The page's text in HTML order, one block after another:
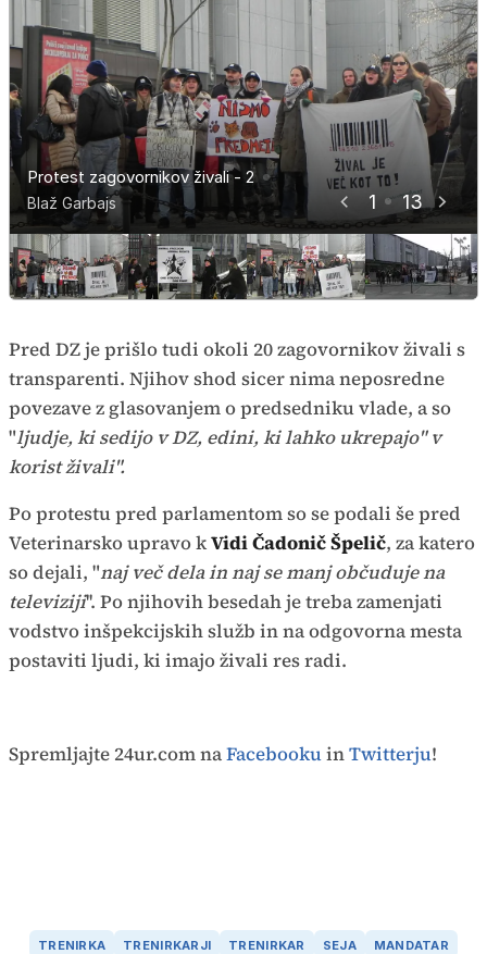
1 13
Protest zagovornikov živali - 2
Blaž Garbajs
Protest zagovornikov živali - 3
Blaž Garbajs
Protest zagovornikov živali - 4
Blaž Garbajs
Protest zagovornikov živali - 5
Blaž Garbajs
Protest zagovornikov živali - 6
Blaž Garbajs
Protest zagovornikov živali - 7
Blaž Garbajs
Protest zagovornikov živali - 8
Blaž Garbajs
Protest zagovornikov živali - 9
Blaž Garbajs
Protest zagovornikov živali - 10
Blaž Garbajs
Protest zagovornikov živali - 11
Blaž Garbajs
Protest zagovornikov živali - 12
Blaž Garbajs
Protest zagovornikov živali - 13
Blaž Garbajs
Protest zagovornikov živali - 14
Blaž Garbajs
Pred DZ je prišlo tudi okoli 20 zagovornikov živali s
transparenti. Njihov shod sicer nima neposredne
povezave z glasovanjem o predsedniku vlade, a so
"ljudje, ki sedijo v DZ, edini, ki lahko ukrepajo" v
korist živali".
Po protestu pred parlamentom so se podali še pred
Veterinarsko upravo kVidi Čadonič Špelič, za katero
so dejali, "naj več dela in naj se manj občuduje na
televiziji''. Po njihovih besedah je treba zamenjati
vodstvo inšpekcijskih služb in na odgovorna mesta
postaviti ljudi, ki imajo živali res radi.
Spremljajte 24ur.com naFacebookuinTwitterju!
TRENIRKA TRENIRKARJI TRENIRKAR SEJA
MANDATAR